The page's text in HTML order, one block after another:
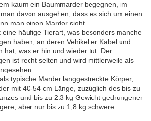
kaum ein Baummarder begegnen, im
davon ausgehen, dass es sich um einen
man einen Marder sieht.
eine häufige Tierart, was besonders manche
haben, an deren Vehikel er Kabel und
hat, was er hin und wieder tut. Der
ist recht selten und wird mittlerweile als
typische Marder langgestreckte Körper,
mit 40-54 cm Länge, zuzüglich des bis zu
und bis zu 2.3 kg Gewicht gedrungener
aber nur bis zu 1,8 kg schwere